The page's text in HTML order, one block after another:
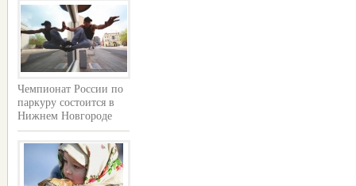
Чемпионат России по
паркуру состоится в
Нижнем Новгороде